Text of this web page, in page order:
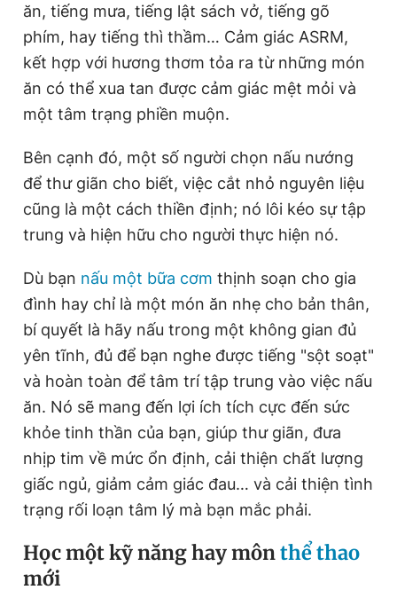
ăn, tiếng mưa, tiếng lật sách vở, tiếng gõ
phím, hay tiếng thì thầm… Cảm giác ASRM,
kết hợp với hương thơm tỏa ra từ những món
ăn có thể xua tan được cảm giác mệt mỏi và
một tâm trạng phiền muộn.
Bên cạnh đó, một số người chọn nấu nướng
để thư giãn cho biết, việc cắt nhỏ nguyên liệu
cũng là một cách thiền định; nó lôi kéo sự tập
trung và hiện hữu cho người thực hiện nó.
Dù bạn nấu một bữa cơm thịnh soạn cho gia
đình hay chỉ là một món ăn nhẹ cho bản thân,
bí quyết là hãy nấu trong một không gian đủ
yên tĩnh, đủ để bạn nghe được tiếng "sột soạt"
và hoàn toàn để tâm trí tập trung vào việc nấu
ăn. Nó sẽ mang đến lợi ích tích cực đến sức
khỏe tinh thần của bạn, giúp thư giãn, đưa
nhịp tim về mức ổn định, cải thiện chất lượng
giấc ngủ, giảm cảm giác đau… và cải thiện tình
trạng rối loạn tâm lý mà bạn mắc phải.
Học một kỹ năng hay mônthể thao
mới